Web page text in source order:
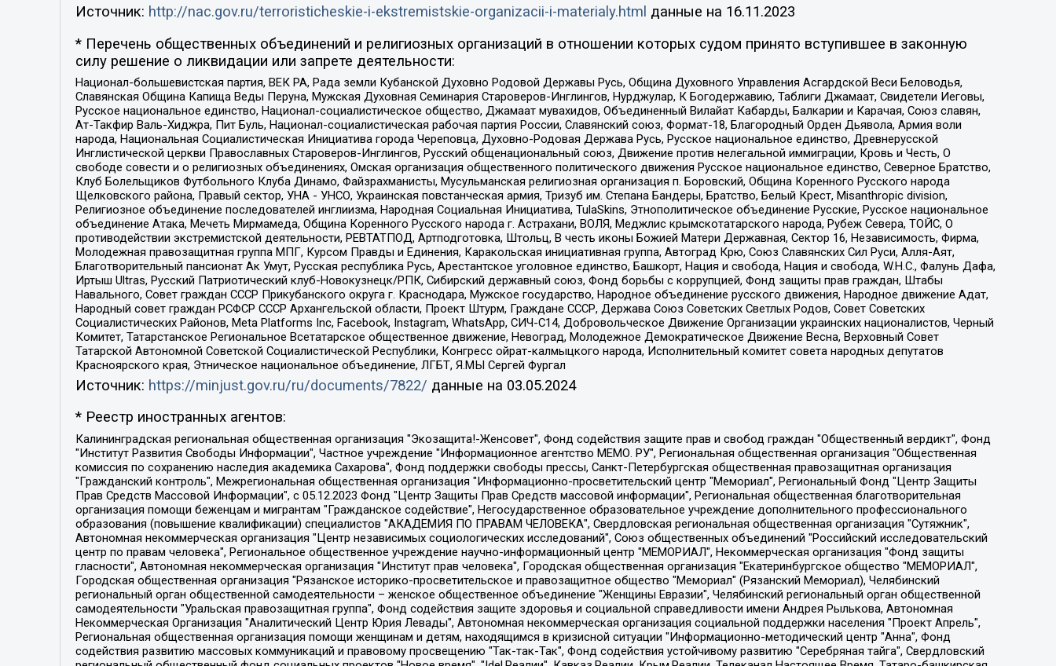
Источник: http://nac.gov.ru/terroristicheskie-i-ekstremistskie-organizacii-i-materialy.html данные на 16.11.2023
* Перечень общественных объединений и религиозных организаций в отношении которых судом принято вступившее в законную
силу решение о ликвидации или запрете деятельности:
Национал-большевистская партия, ВЕК РА, Рада земли Кубанской Духовно Родовой Державы Русь, Община Духовного Управления Асгардской Веси Беловодья,
Славянская Община Капища Веды Перуна, Мужская Духовная Семинария Староверов-Инглингов, Нурджулар, К Богодержавию, Таблиги Джамаат, Свидетели Иеговы,
Русское национальное единство, Национал-социалистическое общество, Джамаат мувахидов, Объединенный Вилайат Кабарды, Балкарии и Карачая, Союз славян,
Ат-Такфир Валь-Хиджра, Пит Буль, Национал-социалистическая рабочая партия России, Славянский союз, Формат-18, Благородный Орден Дьявола, Армия воли
народа, Национальная Социалистическая Инициатива города Череповца, Духовно-Родовая Держава Русь, Русское национальное единство, Древнерусской
Инглистической церкви Православных Староверов-Инглингов, Русский общенациональный союз, Движение против нелегальной иммиграции, Кровь и Честь, О
свободе совести и о религиозных объединениях, Омская организация общественного политического движения Русское национальное единство, Северное Братство,
Клуб Болельщиков Футбольного Клуба Динамо, Файзрахманисты, Мусульманская религиозная организация п. Боровский, Община Коренного Русского народа
Щелковского района, Правый сектор, УНА - УНСО, Украинская повстанческая армия, Тризуб им. Степана Бандеры, Братство, Белый Крест, Misanthropic division,
Религиозное объединение последователей инглиизма, Народная Социальная Инициатива, TulaSkins, Этнополитическое объединение Русские, Русское национальное
объединение Атака, Мечеть Мирмамеда, Община Коренного Русского народа г. Астрахани, ВОЛЯ, Меджлис крымскотатарского народа, Рубеж Севера, ТОЙС, О
противодействии экстремистской деятельности, РЕВТАТПОД, Артподготовка, Штольц, В честь иконы Божией Матери Державная, Сектор 16, Независимость, Фирма,
Молодежная правозащитная группа МПГ, Курсом Правды и Единения, Каракольская инициативная группа, Автоград Крю, Союз Славянских Сил Руси, Алля-Аят,
Благотворительный пансионат Ак Умут, Русская республика Русь, Арестантское уголовное единство, Башкорт, Нация и свобода, Нация и свобода, W.H.С., Фалунь Дафа,
Иртыш Ultras, Русский Патриотический клуб-Новокузнецк/РПК, Сибирский державный союз, Фонд борьбы с коррупцией, Фонд защиты прав граждан, Штабы
Навального, Совет граждан СССР Прикубанского округа г. Краснодара, Мужское государство, Народное объединение русского движения, Народное движение Адат,
Народный совет граждан РСФСР СССР Архангельской области, Проект Штурм, Граждане СССР, Держава Союз Советских Светлых Родов, Совет Советских
Социалистических Районов, Meta Platforms Inc, Facebook, Instagram, WhatsApp, СИЧ-С14, Добровольческое Движение Организации украинских националистов, Черный
Комитет, Татарстанское Региональное Всетатарское общественное движение, Невоград, Молодежное Демократическое Движение Весна, Верховный Совет
Татарской Автономной Советской Социалистической Республики, Конгресс ойрат-калмыцкого народа, Исполнительный комитет совета народных депутатов
Красноярского края, Этническое национальное объединение, ЛГБТ, Я.МЫ Сергей Фургал
Источник: https://minjust.gov.ru/ru/documents/7822/ данные на 03.05.2024
* Реестр иностранных агентов:
Калининградская региональная общественная организация "Экозащита!-Женсовет", Фонд содействия защите прав и свобод граждан "Общественный вердикт", Фонд "Институт Развития Свободы Информации", Частное учреждение "Информационное агентство МЕМО. РУ", Региональная общественная организация "Общественная комиссия по сохранению наследия академика Сахарова", Фонд поддержки свободы прессы, Санкт-Петербургская общественная правозащитная организация "Гражданский контроль", Межрегиональная общественная организация "Информационно-просветительский центр "Мемориал", Региональный Фонд "Центр Защиты Прав Средств Массовой Информации", с 05.12.2023 Фонд "Центр Защиты Прав Средств массовой информации", Региональная общественная благотворительная организация помощи беженцам и мигрантам "Гражданское содействие", Негосударственное образовательное учреждение дополнительного профессионального образования (повышение квалификации) специалистов "АКАДЕМИЯ ПО ПРАВАМ ЧЕЛОВЕКА", Свердловская региональная общественная организация "Сутяжник", Автономная некоммерческая организация "Центр независимых социологических исследований", Союз общественных объединений "Российский исследовательский центр по правам человека", Региональное общественное учреждение научно-информационный центр "МЕМОРИАЛ", Некоммерческая организация "Фонд защиты гласности", Автономная некоммерческая организация "Институт прав человека", Городская общественная организация "Екатеринбургское общество "МЕМОРИАЛ", Городская общественная организация "Рязанское историко-просветительское и правозащитное общество "Мемориал" (Рязанский Мемориал), Челябинский региональный орган общественной самодеятельности – женское общественное объединение "Женщины Евразии", Челябинский региональный орган общественной самодеятельности "Уральская правозащитная группа", Фонд содействия защите здоровья и социальной справедливости имени Андрея Рылькова, Автономная Некоммерческая Организация "Аналитический Центр Юрия Левады", Автономная некоммерческая организация социальной поддержки населения "Проект Апрель", Региональная общественная организация помощи женщинам и детям, находящимся в кризисной ситуации "Информационно-методический центр "Анна", Фонд содействия развитию массовых коммуникаций и правовому просвещению "Так-так-Так", Фонд содействия устойчивому развитию "Серебряная тайга", Свердловский региональный общественный фонд социальных проектов "Новое время", "Idel.Реалии", Кавказ.Реалии, Крым.Реалии, Телеканал Настоящее Время, Татаро-башкирская служба Радио Свобода (Azatliq Radiosi), Радио Свободная Европа/Радио Свобода (PCE/PC), "Сибирь.Реалии", "Фактограф", Благотворительный фонд помощи осужденным и их семьям, Автономная некоммерческая организация "Институт глобализации и социальных движений", Фонд "В защиту прав заключенных", Частное учреждение "Центр поддержки и содействия развитию средств массовой информации", Пензенский региональный общественный благотворительный фонд "Гражданский союз", "Север.Реалии", Некоммерческая организация Фонд "Правовая инициатива", Общество с ограниченной ответственностью "Радио Свободная Европа/Радио Свобода", Чешское информационное агентство "MEDIUM-ORIENT", Красноярская региональная общественная организация "Мы против СПИДа", Камалягин Денис Николаевич, Маркелов Сергей Евгеньевич, Пономарев Лев Александрович, Савицкая Людмила Алексеевна, Автономная некоммерческая организация "Центр по работе с проблемой насилия "НАСИЛИЮ.НЕТ", Межрегиональный профессиональный союз работников здравоохранения "Альянс врачей", Юридическое лицо, зарегистрированное в Латвийской Республике, SIA "Medusa Project" (регистрационный номер 40103797863, дата регистрации 10.06.2014), Некоммерческая организация "Фонд по борьбе с коррупцией", Автономная некоммерческая организация "Институт права и публичной политики", Баданин Роман Сергеевич, Гликин Максим Александрович, Железнова Мария Михайловна, Лукьянова Юлия Сергеевна, Маетная Елизавета Витальевна, Маняхин Петр Борисович, Чуракова Ольга Владимировна, Ярош Юлия Петровна, Юридическое лицо "The Insider SIA", зарегистрированное в Риге, Латвийская Республика (дата регистрации 26.06.2015), являющееся администратором доменного имени интернет-издания "The Insider SIA", https://theins.ru, Постернак Алексей Евгеньевич, Рубин Михаил Аркадьевич, Анин Роман Александрович, Юридическое лицо Istories fonds, зарегистрированное в Латвийской Республике (регистрационный номер 50008295751, дата регистрации 24.02.2020), Великовский Дмитрий Александрович, Долинина Ирина Николаевна, Мароховская Алеся Алексеевна, Шлейнов Роман Юрьевич, Шмагун Олеся Валентиновна, Общество с ограниченной ответственностью "Альтаир 2021", Общество с ограниченной ответственностью "Вега 2021", Общество с ограниченной ответственностью "Главный редактор 2021", Общество с ограниченной ответственностью "Ромашки монолит", Важенков Артем Валерьевич, Ивановская областная общественная организация "Центр гендерных исследований", Гурман Юрий Альбертович, Медиапроект "ОВД-Инфо", Егоров Владимир Владимирович, Жилинский Владимир Александрович, Общество с ограниченной ответственностью "ЗП", Иванова София Юрьевна, Карезина Инна Павловна, Кильтау Екатерина Викторовна, Петров Алексей Викторович, Пискунов Сергей Евгеньевич, Смирнов Сергей Сергеевич, Тихонов Михаил Сергеевич, Общество с ограниченной ответственностью "ЖУРНАЛИСТ-ИНОСТРАННЫЙ АГЕНТ", Арапова Галина Юрьевна, Вольтская Татьяна Анатольевна, Американская компания "Mason G.E.S. Anonymous Foundation" (США), являющаяся владельцем интернет-издания https://mnews.world/, Компания "Stichting Bellingcat", зарегистрированная в Нидерландах (дата регистрации 11.07.2018), Захаров Андрей Вячеславович, Клепиковская Екатерина Дмитриевна, Общество с ограниченной ответственностью "МЕМО", Перл Роман Александрович, Симонов Евгений Алексеевич, Соловьева Елена Анатольевна, Сотников Даниил Владимирович, Сурначева Елизавета Дмитриевна, Автономная некоммерческая организация по защите прав человека и информированию населения "Якутия – Наше Мнение", Общество с ограниченной ответственностью "Москоу диджитал медиа", с 26.01.2023 Общество с ограниченной ответственностью "Чайка Белые сады", Ветошкина Валерия Валерьевна, Заговора Максим Александрович, Межрегиональное общественное движение "Российская ЛГБТ - сеть", Оленичев Максим Владимирович, Павлов Иван Юрьевич, Скворцова Елена Сергеевна, Общество с ограниченной ответственностью "Как бы инагент", Кочетков Игорь Викторович, Общество с ограниченной ответственностью "Честные выборы", Еланчик Олег Александрович, Общество с ограниченной ответственностью "Нобелевский призыв", Гималова Регина Эмилевна, Григорьев Андрей Валерьевич, Григорьева Алина Александровна, Ассоциация по содействию защите прав призывников, альтернативнослужащих и военнослужащих "Правозащитная группа "Гражданин.Армия.Право", Хисамова Регина Фаритовна, Автономная некоммерческая организация по реализации социально-правовых программ "Лилит", Дальневосточное общественное движение "Маяк", Санкт-Петербургская ЛГБТ-инициативная группа "Выход", Инициативная группа ЛГБТ+ "Реверс", Алексеев Андрей Викторович, Бекбулатова Таисия Львовна, Беляев Иван Михайлович, Владыкина Елена Сергеевна, Гельман Марат Александрович, Никульшина Вероника Юрьевна, Толоконникова Надежда Андреевна, Шендерович Виктор Анатольевич, Общество с ограниченной ответственностью "Данное сообщение", Общество с ограниченной ответственностью Издательский дом "Новая глава", Айнбиндер Александра Александровна, Московский комьюнити-центр для ЛГБТ+инициатив, Благотворительный фонд развития филантропии, Deutsche Welle (Германия, Kurt-Schumacher-Strasse 3, 53113 Bonn), Борзунова Мария Михайловна, Воробьев Виктор Викторович, Голубева Анна Львовна, Константинова Алла Михайловна, Малкова Ирина Владимировна, Мурадов Мурад Абдулгалимович, Осетинская Елизавета Николаевна, Понасенков Евгений Николаевич, Ганапольский Матвей Юрьевич, Киселев Евгений Алексеевич, Борухович Ирина Григорьевна, Дремин Иван Тимофеевич, Дубровский Дмитрий Викторович, Красноярская региональная общественная организация поддержки и развития альтернативных образовательных технологий и межкультурных коммуникаций "ИНТЕРРА", Маяковская Екатерина Алексеевна, Фейгин Марк Захарович, Филимонов Андрей Викторович, Дзугкоева Регина Николаевна, Доброхотов Роман Александрович, Дудь Юрий Александрович, Елкин Сергей Владимирович, Кругликов Кирилл Игоревич, Сабунаева Мария Леонидовна, Семенов Алексей Владимирович, Шаинян Карен Багратович, Шульман Екатерина Михайловна, Асафьев Артур Валерьевич, Вахштайн Виктор Семенович, Венедиктов Алексей Алексеевич, Лушникова Екатерина Евгеньевна, Волков Леонид Михайлович, Невзоров Александр Глебович, Пархоменко Сергей Борисович, Сироткин Ярослав Николаевич, Кара-Мурза Владимир Владимирович, Баранова Наталья Владимировна, Гозман Леонид Яковлевич, Кагарлицкий Борис Юльевич, Климарев Михаил Валерьевич, Милов Владимир Станиславович, Автономная некоммерческая организация Краснодарский центр современного искусства "Типография", Моргенштерн Алишер Тагирович, Соболь Любовь Эдуардовна, Общество с ограниченной ответственностью "ЛИЗА НОРМ", Каспаров Гарри Кимович, Ходорковский Михаил Борисович, Общество с ограниченной ответственностью "Апрельские тезисы", Данилович Ирина Брониславовна, Кашин Олег Владимирович, Петров Николай Владимирович, Пивоваров Алексей Владимирович, Соколов Михаил Владимирович, Цветкова Юлия Владимировна, Чичваркин Евгений Александрович, Комитет против пыток/Команда против пыток, Общество с ограниченной ответственностью "Первый научный", Общество с ограниченной ответственностью "Вертолет и ко", Белоцерковская Вероника Борисовна, Кац Максим Евгеньевич, Лазарева Татьяна Юрьевна, Шаведдинов Руслан Табризович, Яшин Илья Валерьевич, Общество с ограниченной ответственностью "Иноагент ААВ", Алешковский Дмитрий Петрович, Альбац Евгения Марковна, Быков Дмитрий Львович, Галямина Юлия Евгеньевна, Лойко Сергей Леонидович, Мартынов Кирилл Константинович, Медведев Сергей Александрович, Крашенинников Федор Геннадиевич, Гордеева Катерина Вл